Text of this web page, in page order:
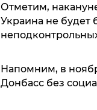
Отметим,
Украина не будет
Напомним, в
Донбасс без